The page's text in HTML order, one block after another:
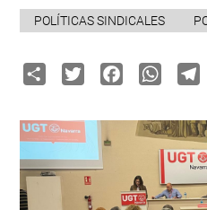
POLÍTICAS SINDICALES
ShareTwitter